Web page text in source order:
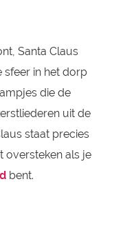
Santa Claus
sfeer in het dorp
die de
uit de
staat precies
oversteken als je
bent.